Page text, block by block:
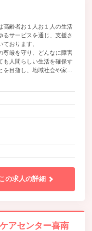
高齢者お１人お１人の生活
るサービスを通じ、支援さ
ております。
尊厳を守り、どんなに障害
も人間らしい生活を確保す
を目指し、地域社会や家庭
つきを基本により良きサー
きるように努めています。
よく、働きやすい職場を目
ります。ぜひご応募くださ
の求人の詳細
アセンター喜南